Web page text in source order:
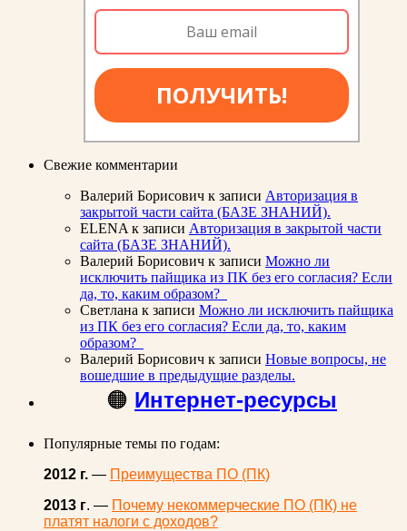
ПОЛУЧИТЬ!
Свежие комментарии
Валерий Борисович к записи Авторизация в
закрытой части сайта (БАЗЕ ЗНАНИЙ).
ELENAк записи Авторизация в закрытой части
сайта (БАЗЕ ЗНАНИЙ).
Валерий Борисович к записи Можно ли
исключить пайщика из ПК без его согласия? Если
да, то, каким образом?
Светлана к записи Можно ли исключить пайщика
из ПК без его согласия? Если да, то, каким
образом?
Валерий Борисович к записи Новые вопросы, не
вошедшие в предыдущие разделы.
🟠 Интернет-ресурсы
Популярные темы по годам:
2012 г. — Преимущества ПО (ПК)
2013 г. — Почему некоммерческие ПО (ПК) не
платят налоги с доходов?